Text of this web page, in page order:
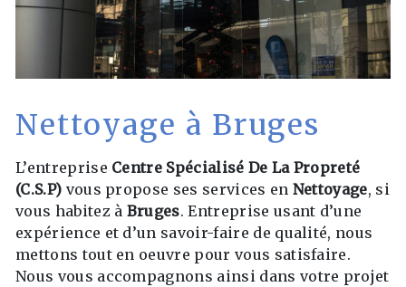
Nettoyage à Bruges
L’entreprise Centre Spécialisé De La Propreté
(C.S.P) vous propose ses services en Nettoyage, si
vous habitez à Bruges. Entreprise usant d’une
expérience et d’un savoir-faire de qualité, nous
mettons tout en oeuvre pour vous satisfaire.
Nous vous accompagnons ainsi dans votre projet